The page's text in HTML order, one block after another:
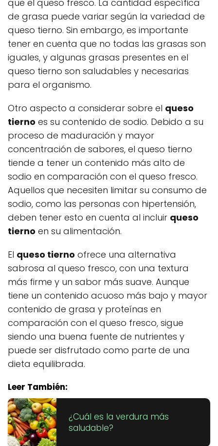
que el queso fresco. La cantidad específica
de grasa puede variar según la variedad de
queso tierno. Sin embargo, es importante
tener en cuenta que no todas las grasas son
iguales, y algunas grasas presentes en el
queso tierno son saludables y necesarias
para el organismo.
Otro aspecto a considerar sobre el queso
tierno es su contenido de sodio. Debido a su
proceso de maduración y mayor
concentración de sabores, el queso tierno
tiende a tener un contenido más alto de
sodio en comparación con el queso fresco.
Aquellos que necesiten limitar su consumo de
sodio, como las personas con hipertensión,
deben tener esto en cuenta al incluir queso
tierno en su alimentación.
El queso tierno ofrece una alternativa
sabrosa al queso fresco, con una textura
más firme y un sabor más suave. Aunque
tiene un contenido acuoso más bajo y mayor
contenido de grasa y proteínas en
comparación con el queso fresco, sigue
siendo una buena fuente de nutrientes y
puede ser disfrutado como parte de una
dieta equilibrada.
Leer También:
¿Cuál es la verdura más
saludable?